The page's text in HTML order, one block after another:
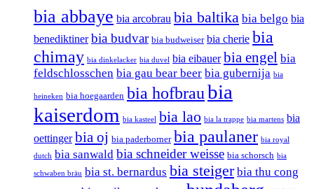
bia abbaye bia arcobrau bia baltika bia belgo bia
benediktiner bia budvar bia budweiser bia cherie bia
chimay bia dinkelacker bia duvel bia eibauer bia engel bia
feldschlosschen bia gau bear beer bia gubernija bia
heineken bia hoegaarden bia hofbraubia
kaiserdom bia kasteel bia lao bia la trappe bia martens bia
oettinger bia oj bia paderborner bia paulaner bia royal
dutch bia sanwald bia schneider weisse bia schorsch bia
schwaben bräu bia st. bernardus bia steiger bia thu cong